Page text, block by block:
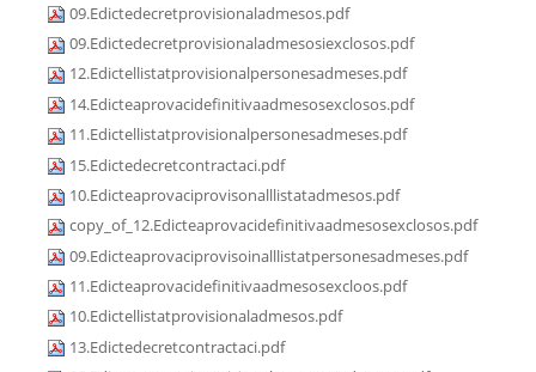
09.Edictedecretprovisionaladmesos.pdf
09.Edictedecretprovisionaladmesosiexclosos.pdf
12.Edictellistatprovisionalpersonesadmeses.pdf
14.Edicteaprovacidefinitivaadmesosexclosos.pdf
11.Edictellistatprovisionalpersonesadmeses.pdf
15.Edictedecretcontractaci.pdf
10.Edicteaprovaciprovisonalllistatadmesos.pdf
copy_of_12.Edicteaprovacidefinitivaadmesosexclosos.pdf
09.Edicteaprovaciprovisoinalllistatpersonesadmeses.pdf
11.Edicteaprovacidefinitivaadmesosexcloos.pdf
10.Edictellistatprovisionaladmesos.pdf
13.Edictedecretcontractaci.pdf